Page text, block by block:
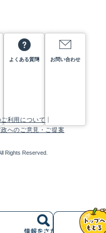
よくある質問 お問い合わせ
利用について
政へのご意見・ご提案
Rights Reserved.